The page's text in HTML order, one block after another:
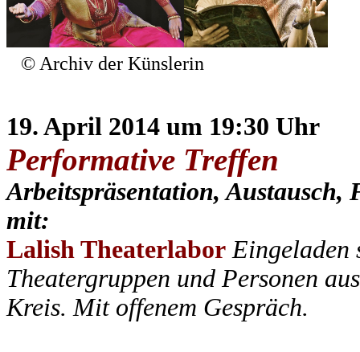
© Archiv der Künslerin
19. April 2014 um 19:30 Uhr
Performative Treffen
Arbeitspräsentation,
mit:
Lalish Theaterlabor Eingeladen
Theatergruppen und Personen
Kreis. Mit offenem Gespräch.